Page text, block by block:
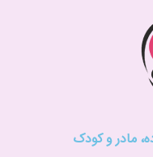
مادر و کودک